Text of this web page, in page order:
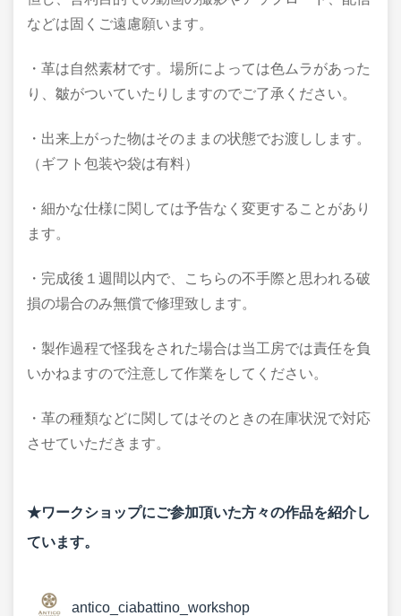
などは固くご遠慮願います。
・革は自然素材です。場所によっては色ムラがあった
り、皺がついていたりしますのでご了承ください。
・出来上がった物はそのままの状態でお渡しします。
（ギフト包装や袋は有料）
・細かな仕様に関しては予告なく変更することがあり
ます。
・完成後１週間以内で、こちらの不手際と思われる破
損の場合のみ無償で修理致します。
・製作過程で怪我をされた場合は当工房では責任を負
いかねますので注意して作業をしてください。
・革の種類などに関してはそのときの在庫状況で対応
させていただきます。
★ワークショップにご参加頂いた方々の作品を紹介し
ています。
antico_ciabattino_workshop